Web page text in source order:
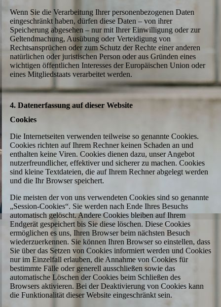
Wenn Sie die Verarbeitung Ihrer personenbezogenen Daten
eingeschränkt haben, dürfen diese Daten – von ihrer
Speicherung abgesehen – nur mit Ihrer Einwilligung oder zur
Geltendmachung, Ausübung oder Verteidigung von
Rechtsansprüchen oder zum Schutz der Rechte einer anderen
natürlichen oder juristischen Person oder aus Gründen eines
wichtigen öffentlichen Interesses der Europäischen Union oder
eines Mitgliedstaats verarbeitet werden.
4. Datenerfassung auf dieser Website
Cookies
Die Internetseiten verwenden teilweise so genannte Cookies.
Cookies richten auf Ihrem Rechner keinen Schaden an und
enthalten keine Viren. Cookies dienen dazu, unser Angebot
nutzerfreundlicher, effektiver und sicherer zu machen. Cookies
sind kleine Textdateien, die auf Ihrem Rechner abgelegt werden
und die Ihr Browser speichert.
Die meisten der von uns verwendeten Cookies sind so genannte
„Session-Cookies“. Sie werden nach Ende Ihres Besuchs
automatisch gelöscht. Andere Cookies bleiben auf Ihrem
Endgerät gespeichert bis Sie diese löschen. Diese Cookies
ermöglichen es uns, Ihren Browser beim nächsten Besuch
wiederzuerkennen. Sie können Ihren Browser so einstellen, dass
Sie über das Setzen von Cookies informiert werden und Cookies
nur im Einzelfall erlauben, die Annahme von Cookies für
bestimmte Fälle oder generell ausschließen sowie das
automatische Löschen der Cookies beim Schließen des
Browsers aktivieren. Bei der Deaktivierung von Cookies kann
die Funktionalität dieser Website eingeschränkt sein.